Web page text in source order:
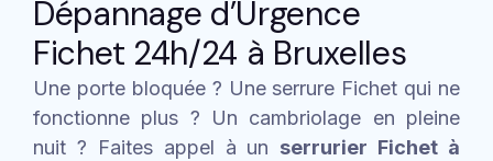
Dépannage d’Urgence
Fichet 24h/24 à Bruxelles
Une porte bloquée ? Une serrure Fichet qui ne
fonctionne plus ? Un cambriolage en pleine
nuit ? Faites appel à un serrurier Fichet à